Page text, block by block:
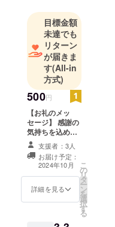
アーティス
トとコラボ
した作品を
制作。
2024年夏。
嘉手納町の
方々から、
錫ピアスを
嘉手納町の
新しい工芸
品にとの声
を受け、は
じめてのク
ラウドファ
目標金額
未達でも
リターン
が届きま
す(All-in
方式)
500円
【お礼のメッ
セージ】 感謝の
気持ちを込め
て、お礼のメッ
セージをお送り
します。
支援者：3人
お届け予定：
2024年10月
詳細を見る
こ
の
リ
タ
ー
ン
を
選
択
す
る